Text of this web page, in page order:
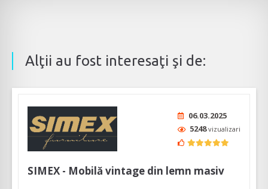
Alţii au fost interesaţi şi de:
06.03.2025
5248vizualizari
SIMEX - Mobilă vintage din lemn masiv